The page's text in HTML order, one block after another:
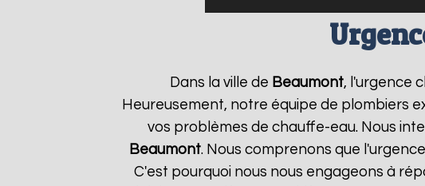
Dans la ville de Beaumont, l'urgence
Heureusement, notre équipe de plombiers
vos problèmes de chauffe-eau. Nous
Beaumont. Nous comprenons que
C'est pourquoi nous nous engageons à